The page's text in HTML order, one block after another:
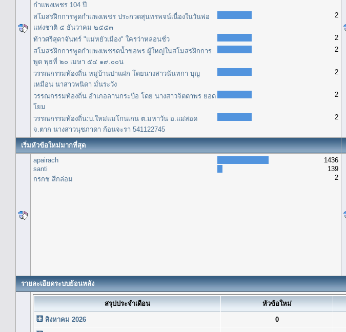
กำแพงเพชร 104 ปี
สโมสรฝึกการพูดกำแพงเพชร ประกวดสุนทรพจน์เนื่องในวันพ่อ
แห่งชาติ ๕ ธันวาคม ๒๕๕๓
2
ท้าวศรีสุดาจันทร์ "แม่หยัวเมือง" ใครว่าหล่อนชั่ว
2
สโมสรฝึกการพูดกำแพงเพชรดน้ำขอพร ผู้ใหญ่ในสโมสรฝึกการ
พูด พุธที่ ๒๐ เมษา ๕๔ ๑๙.๐๐น
2
วรรณกรรมท้องถิ่น หมู่บ้านป่าแฝก โดยนางสาวนันทกา บุญ
เหมือน นาสาวพนิดา มั่นระวัง
2
วรรณกรรมท้องถิ่น อำเภอลานกระบือ โดย นางสาวจิตตาพร ยอด
โยม
2
วรรณกรรมท้องถิ่น:บ.ใหม่แม่โกนเกน ต.มหาวัน อ.แม่สอด
จ.ตาก นางสาวนุชภาดา ก้อนจะรา 541122745
2
เริ่มหัวข้อใหม่มากที่สุด
apairach
1436
santi
139
กรกช สีกล่อม
2
รายละเอียดระบบย้อนหลัง
สรุปประจำเดือน หัวข้อใหม่
สิงหาคม 2026 0